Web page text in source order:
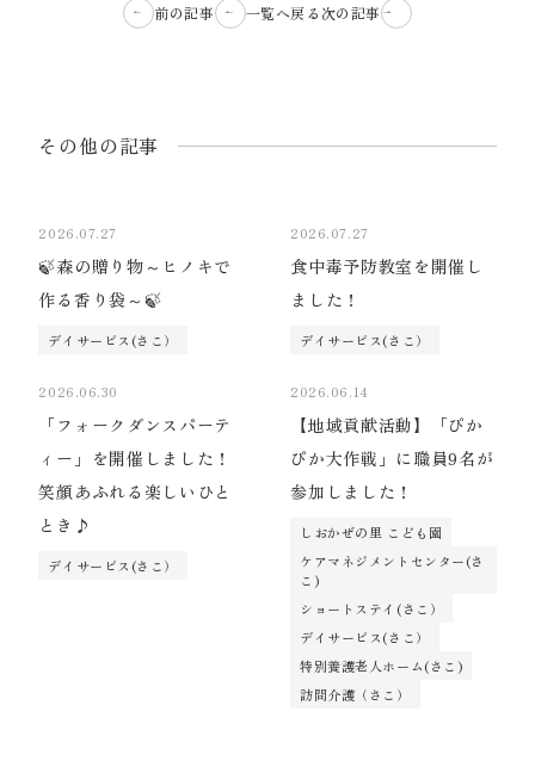
前の記事 一覧へ戻る次の記事
その他の記事
2026.07.27
🍃森の贈り物～ヒノキで
作る香り袋～🍃
デイサービス(さこ）
2026.07.27
食中毒予防教室を開催し
ました！
デイサービス(さこ）
2026.06.30
「フォークダンスパーテ
ィー」を開催しました！
笑顔あふれる楽しいひと
とき♪
デイサービス(さこ）
2026.06.14
【地域貢献活動】「ぴか
ぴか大作戦」に職員9名が
参加しました！
しおかぜの里 こども園
ケアマネジメントセンター(さ
こ)
ショートステイ(さこ）
デイサービス(さこ）
特別養護老人ホーム(さこ)
訪問介護（さこ）